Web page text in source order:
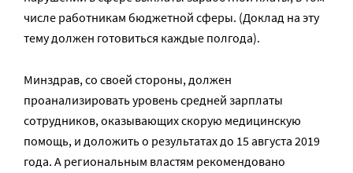
числе работникам бюджетной сферы. (Доклад на эту
тему должен готовиться каждые полгода).
Минздрав, со своей стороны, должен
проанализировать уровень средней зарплаты
сотрудников, оказывающих скорую медицинскую
помощь, и доложить о результатах до 15 августа 2019
года. А региональным властям рекомендовано